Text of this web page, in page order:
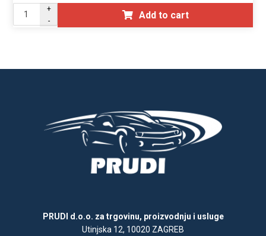
+
-
Add to cart
PRUDI d.o.o. za trgovinu, proizvodnju i usluge
Utinjska 12, 10020 ZAGREB